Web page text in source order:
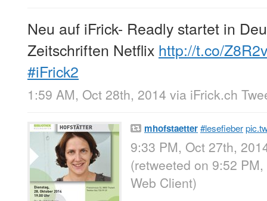
Neu auf iFrick- Readly startet in
Zeitschriften Netflix http://t.co/
#iFrick2
1:59 AM, Oct 28th, 2014 via iFrick.ch
mhofstaetter#lesefieber
9:33 PM, Oct 27th,
(retweeted on 9:52
Web Client)